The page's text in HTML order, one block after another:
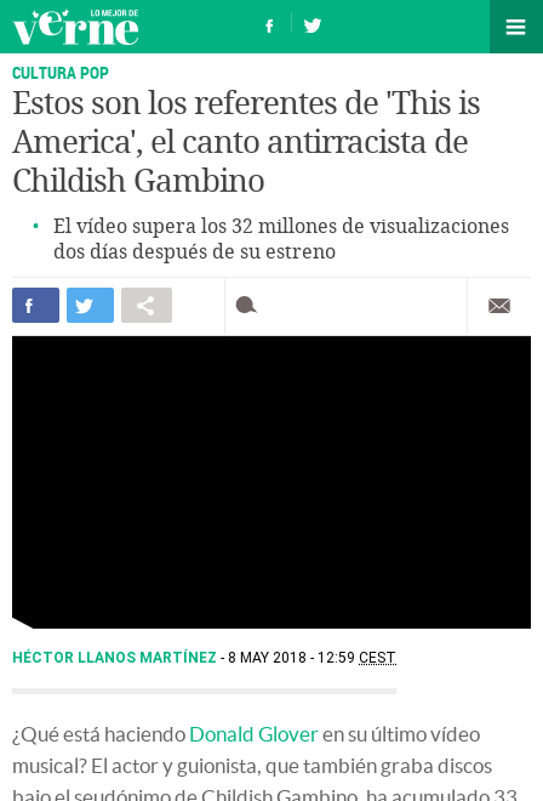
CULTURA POP
Estos son los referentes de 'This is
America', el canto antirracista de
Childish Gambino
El vídeo supera los 32 millones de visualizaciones
dos días después de su estreno
HÉCTOR LLANOS MARTÍNEZ 8 MAY 2018 - 12:59 CEST
¿Qué está haciendo Donald Gloveren su último vídeo
musical? El actor y guionista, que también graba discos